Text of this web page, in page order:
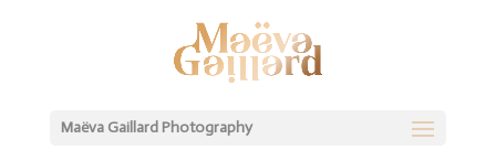
Maëva Gaillard Photography